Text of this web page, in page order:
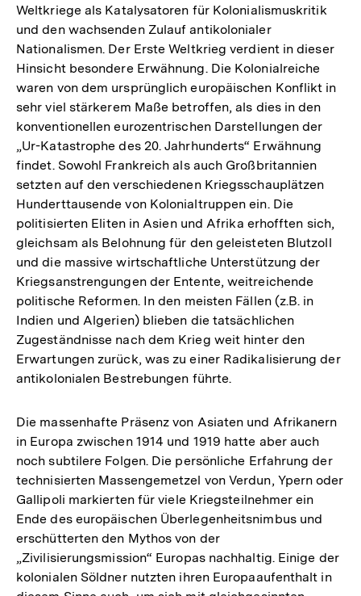
Weltkriege als Katalysatoren für Kolonialismuskritik
und den wachsenden Zulauf antikolonialer
Nationalismen. Der Erste Weltkrieg verdient in dieser
Hinsicht besondere Erwähnung. Die Kolonialreiche
waren von dem ursprünglich europäischen Konflikt in
sehr viel stärkerem Maße betroffen, als dies in den
konventionellen eurozentrischen Darstellungen der
„Ur-Katastrophe des 20. Jahrhunderts“ Erwähnung
findet. Sowohl Frankreich als auch Großbritannien
setzten auf den verschiedenen Kriegsschauplätzen
Hunderttausende von Kolonialtruppen ein. Die
politisierten Eliten in Asien und Afrika erhofften sich,
gleichsam als Belohnung für den geleisteten Blutzoll
und die massive wirtschaftliche Unterstützung der
Kriegsanstrengungen der Entente, weitreichende
politische Reformen. In den meisten Fällen (z.B. in
Indien und Algerien) blieben die tatsächlichen
Zugeständnisse nach dem Krieg weit hinter den
Erwartungen zurück, was zu einer Radikalisierung der
antikolonialen Bestrebungen führte.
Die massenhafte Präsenz von Asiaten und Afrikanern
in Europa zwischen 1914 und 1919 hatte aber auch
noch subtilere Folgen. Die persönliche Erfahrung der
technisierten Massengemetzel von Verdun, Ypern oder
Gallipoli markierten für viele Kriegsteilnehmer ein
Ende des europäischen Überlegenheitsnimbus und
erschütterten den Mythos von der
„Zivilisierungsmission“ Europas nachhaltig. Einige der
kolonialen Söldner nutzten ihren Europaaufenthalt in